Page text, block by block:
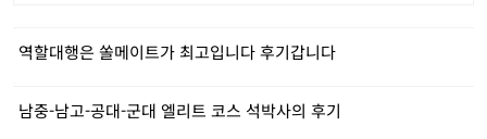
역할대행은 쏠메이트가 최고입니다 후기갑니다
남중-남고-공대-군대 엘리트 코스 석박사의 후기